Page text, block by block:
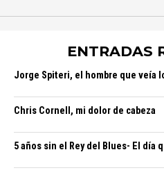
ENTRADAS
Jorge Spiteri, el hombre que veía
Chris Cornell, mi dolor de cabeza
5 años sin el Rey del Blues- El día